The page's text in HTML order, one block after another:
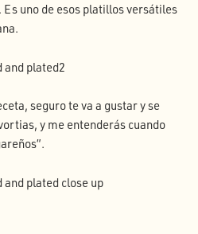
uno de esos platillos versátiles
seguro te va a gustar y se
y me entenderás cuando